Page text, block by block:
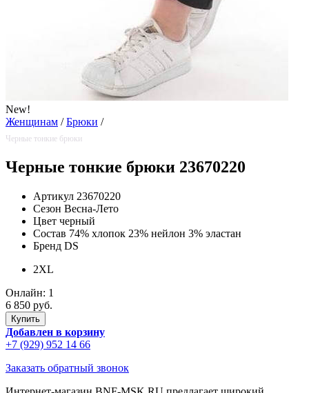
New!
Женщинам / Брюки /
Черные тонкие брюки
Черные тонкие брюки 23670220
Артикул 23670220
Сезон Весна-Лето
Цвет черный
Состав 74% хлопок 23% нейлон 3% эластан
Бренд DS
2XL
Онлайн: 1
6 850 руб.
Добавлен в корзину
+7 (929) 952 14 66
Заказать обратный звонок